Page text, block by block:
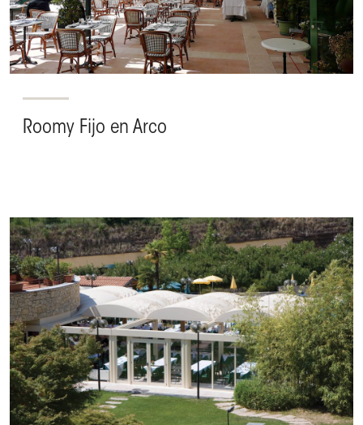
Roomy Fijo en Arco